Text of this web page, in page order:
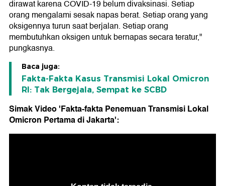
dirawat karena COVID-19 belum divaksinasi. Setiap
orang mengalami sesak napas berat. Setiap orang yang
oksigennya turun saat berjalan. Setiap orang
membutuhkan oksigen untuk bernapas secara teratur,"
pungkasnya.
Baca juga:
Fakta-Fakta Kasus Transmisi Lokal Omicron
RI: Tak Bergejala, Sempat ke SCBD
Simak Video 'Fakta-fakta Penemuan Transmisi Lokal
Omicron Pertama di Jakarta':